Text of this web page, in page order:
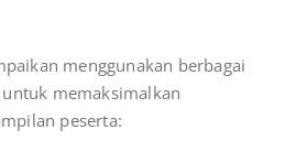
menggunakan berbagai
memaksimalkan
peserta: